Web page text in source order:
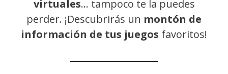
virtuales… tampoco te la puedes
perder. ¡Descubrirás un montón de
información de tus juegos favoritos!